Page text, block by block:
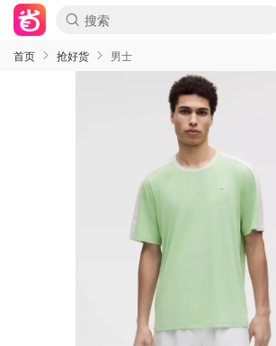
首页 抢好货 男士